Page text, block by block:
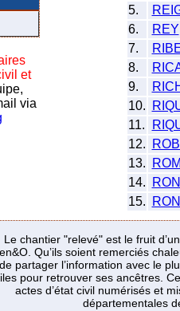
et
via
5.
6.
REY
7.
8.
9.
10.
11.
12.
13.
14.
15.
Le chantier "relevé" est le fruit
Qu’ils soient remerciés
de partager l’information avec le
pour retrouver ses ancêtres.
actes d’état civil numérisés et
départementales